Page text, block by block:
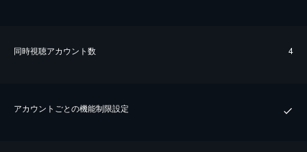
同時視聴アカウント数 4
アカウントごとの機能制限設定